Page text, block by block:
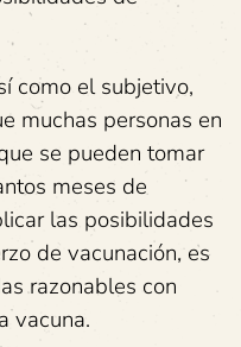
como el subjetivo,
muchas personas en
se pueden tomar
meses de
las posibilidades
de vacunación, es
razonables con
vacuna.